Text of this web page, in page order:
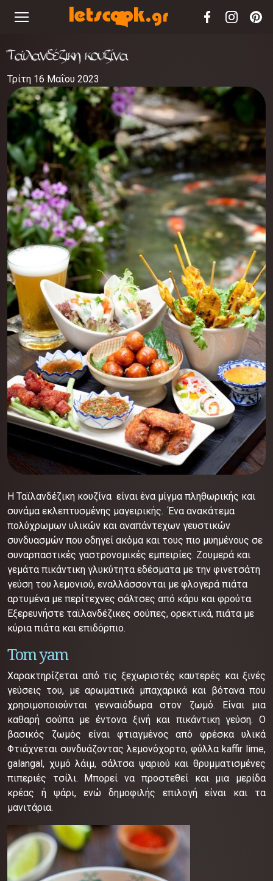
Ταϊλανδέζικη κουζίνα
Τρίτη 16 Μαΐου 2023
H Ταϊλανδέζικη κουζίνα είναι ένα μίγμα πληθωρικής και
συνάμα εκλεπτυσμένης μαγειρικής. Ένα ανακάτεμα
πολύχρωμων υλικών και αναπάντεχων γευστικών
συνδυασμών που οδηγεί ακόμα και τους πιο μυημένους σε
συναρπαστικές γαστρονομικές εμπειρίες. Ζουμερά και
γεμάτα πικάντικη γλυκύτητα εδέσματα με την φινετσάτη
γεύση του λεμονιού, εναλλάσσονται με φλογερά πιάτα
αρτυμένα με περίτεχνες σάλτσες από κάρυ και φρούτα.
Εξερευνήστε ταϊλανδέζικες σούπες, ορεκτικά, πιάτα με
κύρια πιάτα και επιδόρπιο.
Tom yam
Χαρακτηρίζεται από τις ξεχωριστές καυτερές και ξινές
γεύσεις του, με αρωματικά μπαχαρικά και βότανα που
χρησιμοποιούνται γενναιόδωρα στον ζωμό. Είναι μια
καθαρή σούπα με έντονα ξινή και πικάντικη γεύση. Ο
βασικός ζωμός είναι φτιαγμένος από φρέσκα υλικά
Φτιάχνεται συνδυάζοντας λεμονόχορτο, φύλλα kaffir lime,
galangal, χυμό λάιμ, σάλτσα ψαριού και θρυμματισμένες
πιπεριές τσίλι. Μπορεί να προστεθεί και μια μερίδα
κρέας ή ψάρι, ενώ δημοφιλής επιλογή είναι και τα
μανιτάρια.